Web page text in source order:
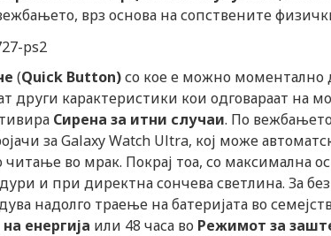
врз основа на сопствените
(Quick Button)со кое е можно моментално
други карактеристики кои одговараат на
Сирена за итни случаи. По
за Galaxy Watch Ultra, кој може
читање во мрак. Покрај тоа, со максимална
и при директна сончева светлина. За
надолго траење на батеријата во
енергија или 48 часа во Режимот за